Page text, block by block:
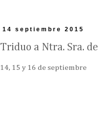
14 septiembre 2015
Triduo a Ntra. Sra.
14, 15 y 16 de septiembre